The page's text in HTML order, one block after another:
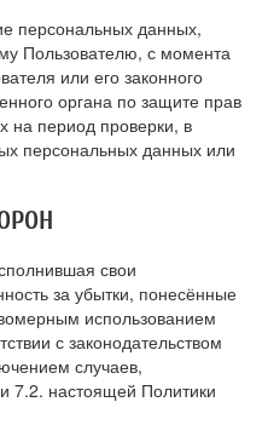
персональных данных,
Пользователю, с момента
или его законного
органа по защите прав
на период проверки, в
персональных данных или
свои
за убытки, понесённые
использованием
с законодательством
случаев,
7.2. настоящей Политики